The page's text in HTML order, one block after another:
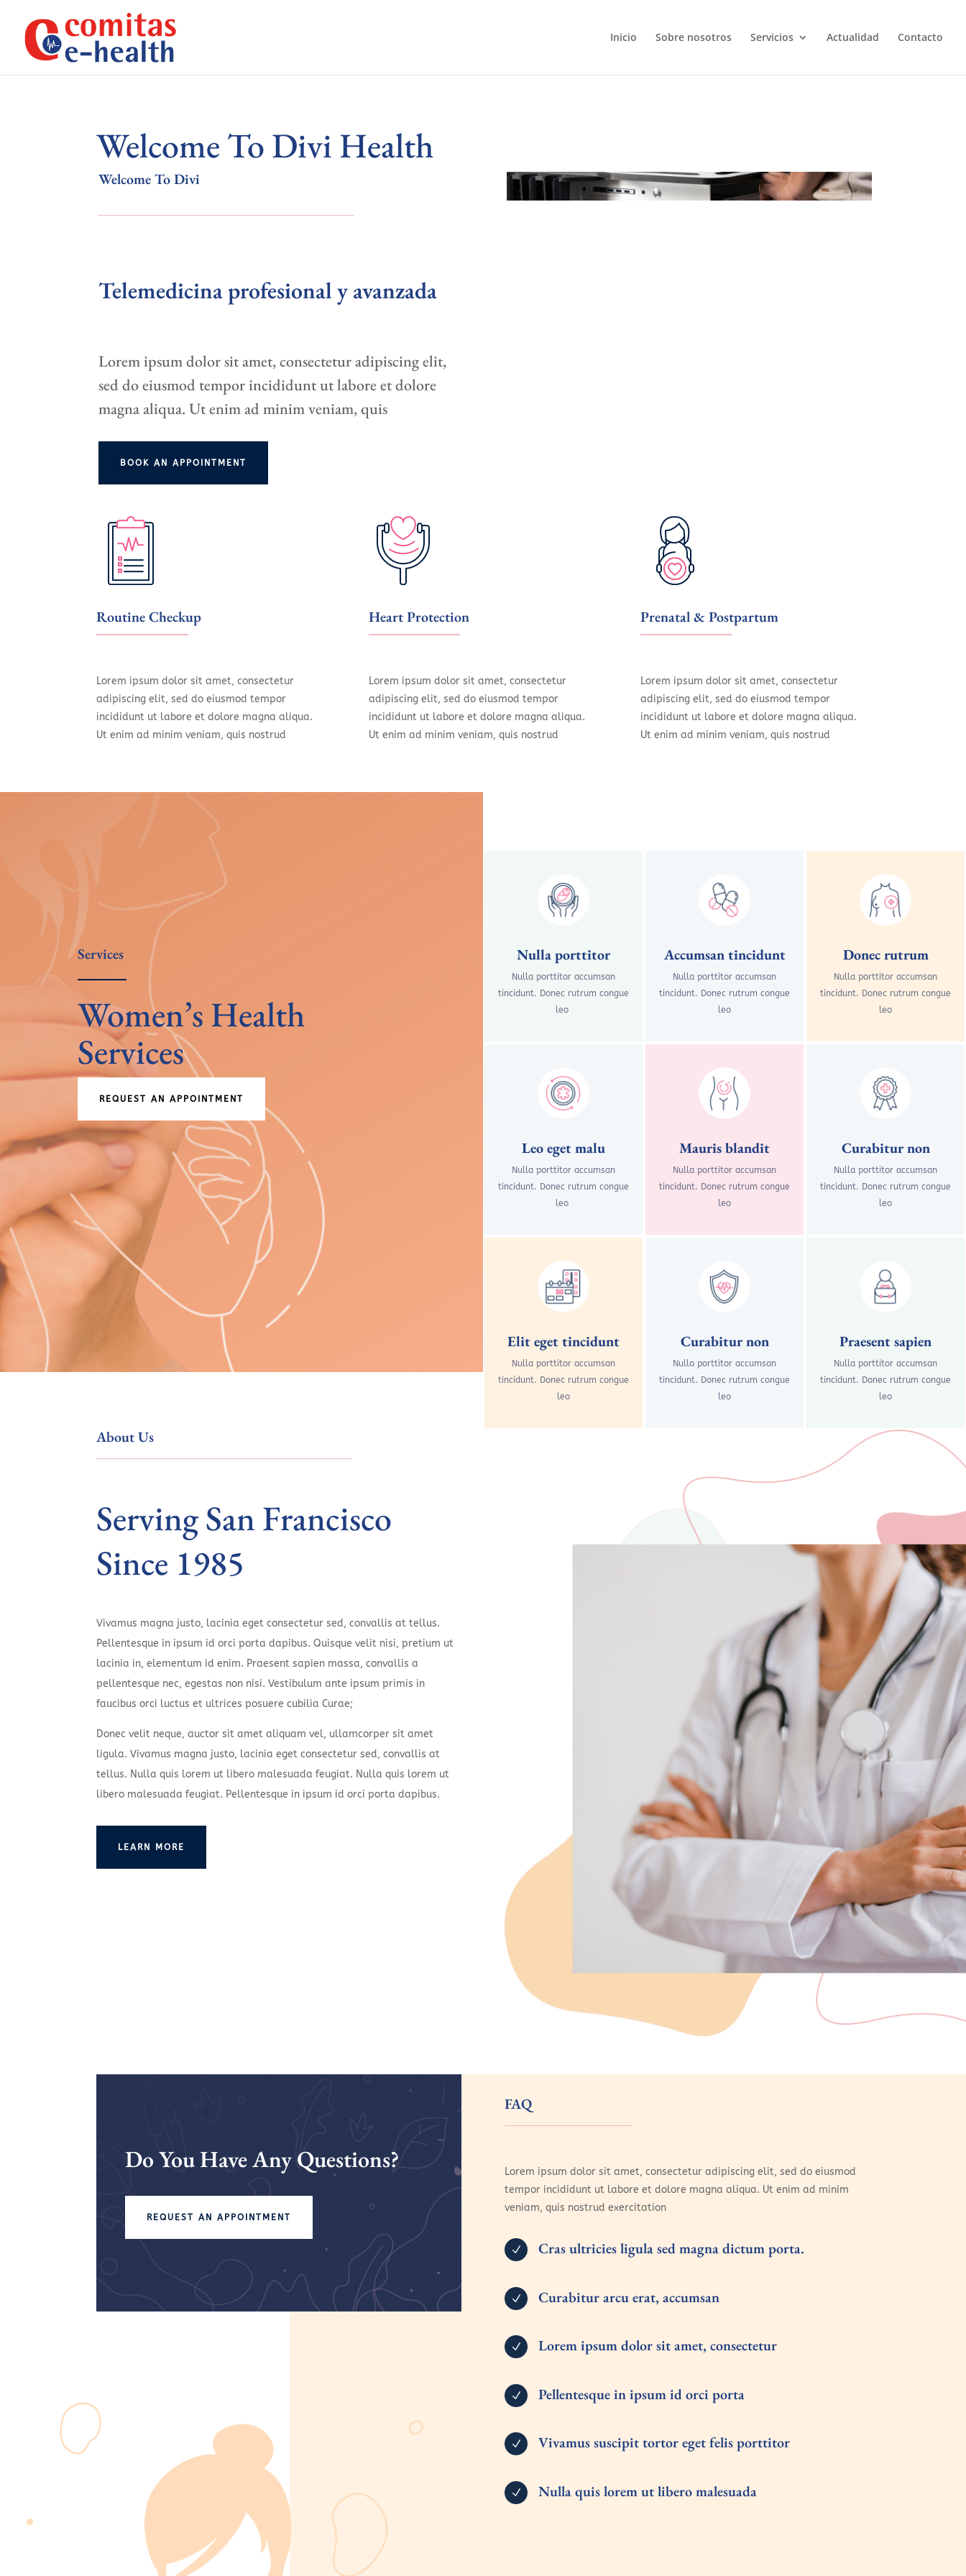
Inicio Sobre nosotros Servicios Actualidad Contacto
Welcome To Divi Health
Welcome To Divi
Telemedicina profesional y avanzada
Lorem ipsum dolor sit amet, consectetur adipiscing elit,
sed do eiusmod tempor incididunt ut labore et dolore
magna aliqua. Ut enim ad minim veniam, quis
BOOK AN APPOINTMENT
Routine Checkup
Lorem ipsum dolor sit amet, consectetur
adipiscing elit, sed do eiusmod tempor
incididunt ut labore et dolore magna aliqua.
Ut enim ad minim veniam, quis nostrud
Heart Protection
Lorem ipsum dolor sit amet, consectetur
adipiscing elit, sed do eiusmod tempor
incididunt ut labore et dolore magna aliqua.
Ut enim ad minim veniam, quis nostrud
Prenatal & Postpartum
Lorem ipsum dolor sit amet, consectetur
adipiscing elit, sed do eiusmod tempor
incididunt ut labore et dolore magna aliqua.
Ut enim ad minim veniam, quis nostrud
Services
Women’s Health
Services
REQUEST AN APPOINTMENT
Nulla porttitor
Nulla porttitor accumsan
tincidunt. Donec rutrum congue
leo
Leo eget malu
Nulla porttitor accumsan
tincidunt. Donec rutrum congue
leo
Elit eget tincidunt
Nulla porttitor accumsan
tincidunt. Donec rutrum congue
leo
Accumsan tincidunt
Nulla porttitor accumsan
tincidunt. Donec rutrum congue
leo
Mauris blandit
Nulla porttitor accumsan
tincidunt. Donec rutrum congue
leo
Curabitur non
Nulla porttitor accumsan
tincidunt. Donec rutrum congue
leo
Donec rutrum
Nulla porttitor accumsan
tincidunt. Donec rutrum congue
leo
Curabitur non
Nulla porttitor accumsan
tincidunt. Donec rutrum congue
leo
Praesent sapien
Nulla porttitor accumsan
tincidunt. Donec rutrum congue
leo
About Us
Serving San Francisco
Since 1985
Vivamus magna justo, lacinia eget consectetur sed, convallis at tellus.
Pellentesque in ipsum id orci porta dapibus. Quisque velit nisi, pretium ut
lacinia in, elementum id enim. Praesent sapien massa, convallis a
pellentesque nec, egestas non nisi. Vestibulum ante ipsum primis in
faucibus orci luctus et ultrices posuere cubilia Curae;
Donec velit neque, auctor sit amet aliquam vel, ullamcorper sit amet
ligula. Vivamus magna justo, lacinia eget consectetur sed, convallis at
tellus. Nulla quis lorem ut libero malesuada feugiat. Nulla quis lorem ut
libero malesuada feugiat. Pellentesque in ipsum id orci porta dapibus.
LEARN MORE
Do You Have Any Questions?
REQUEST AN APPOINTMENT
FAQ
Lorem ipsum dolor sit amet, consectetur adipiscing elit, sed do eiusmod
tempor incididunt ut labore et dolore magna aliqua. Ut enim ad minim
veniam, quis nostrud exercitation
N Cras ultricies ligula sed magna dictum porta.
N Curabitur arcu erat, accumsan
N Lorem ipsum dolor sit amet, consectetur
N Pellentesque in ipsum id orci porta
N Vivamus suscipit tortor eget felis porttitor
N Nulla quis lorem ut libero malesuada